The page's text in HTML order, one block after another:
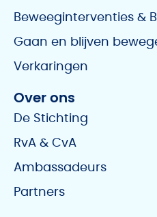
Beweeginterventies &
Gaan en blijven
Verkaringen
Over ons
De Stichting
RvA & CvA
Ambassadeurs
Partners